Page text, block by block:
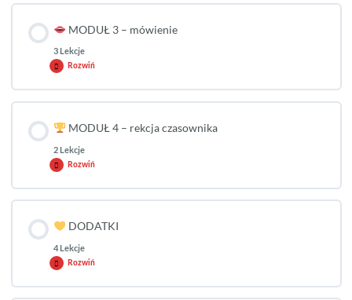
MODUŁ 3 – mówienie
3 Lekcje
Rozwiń
MODUŁ 4 – rekcja czasownika
2 Lekcje
Rozwiń
DODATKI
4 Lekcje
Rozwiń